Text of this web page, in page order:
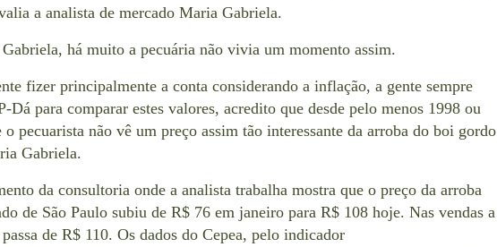
a analista de mercado Maria Gabriela.
Gabriela, há muito a pecuária não vivia um momento assim.
fizer principalmente a conta considerando a inflação, a gente sempre
Dá para comparar estes valores, acredito que desde pelo menos 1998 ou
o pecuarista não vê um preço assim tão interessante da arroba do boi gordo
Gabriela.
da consultoria onde a analista trabalha mostra que o preço da arroba
de São Paulo subiu de R$ 76 em janeiro para R$ 108 hoje. Nas vendas a
de R$ 110. Os dados do Cepea, pelo indicador